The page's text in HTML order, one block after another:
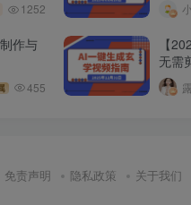
1252
作与
455
【
无需
免责声明 隐私政策 关于我们